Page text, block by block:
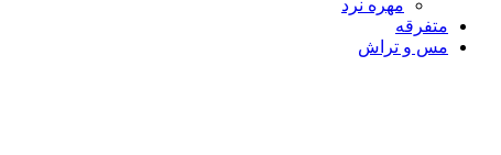
مهره نرد
متفرقه
مس و تراش